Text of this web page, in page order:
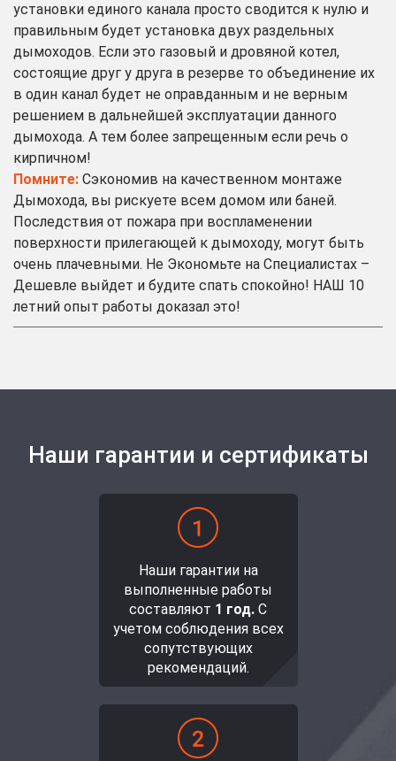
установки единого канала просто сводится к нулю и
правильным будет установка двух раздельных
дымоходов. Если это газовый и дровяной котел,
состоящие друг у друга в резерве то объединение их
в один канал будет не оправданным и не верным
решением в дальнейшей эксплуатации данного
дымохода. А тем более запрещенным если речь о
кирпичном!
Помните: Сэкономив на качественном монтаже
Дымохода, вы рискуете всем домом или баней.
Последствия от пожара при воспламенении
поверхности прилегающей к дымоходу, могут быть
очень плачевными. Не Экономьте на Специалистах –
Дешевле выйдет и будите спать спокойно! НАШ 10
летний опыт работы доказал это!
Наши гарантии и сертификаты
Наши гарантии на
выполненные работы
составляют 1 год. С
учетом соблюдения всех
сопутствующих
рекомендаций.